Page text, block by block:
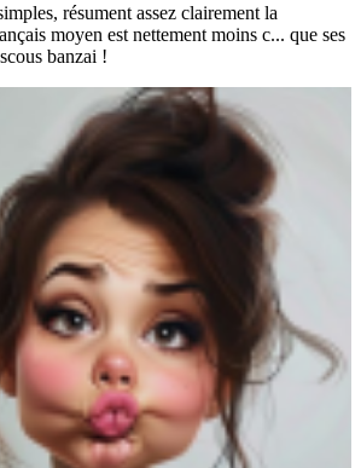
résument assez clairement la
moyen est nettement moins c... que ses
banzai !